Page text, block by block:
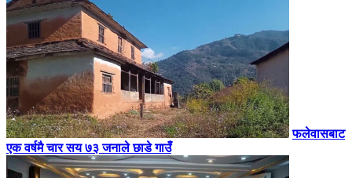
फलेवासबाट
एक वर्षमै चार सय ७३ जनाले छाडे गाउँ